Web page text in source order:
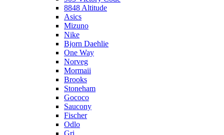
8848 Altitude
Asics
Mizuno
Nike
Bjorn Daehlie
One Way
Norveg
Mormaii
Brooks
Stoneham
Gococo
Saucony
Fischer
Odlo
Gri